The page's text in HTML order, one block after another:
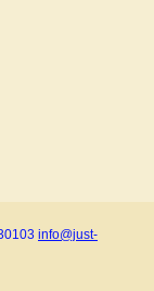
info@just-